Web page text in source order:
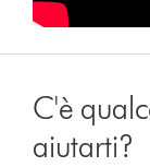
C'è
aiutarti?